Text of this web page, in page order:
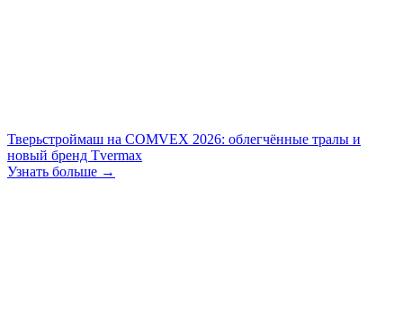
Тверьстроймаш на COMVEX 2026: облегчённые тралы и
новый бренд Tvermax
Узнать больше →